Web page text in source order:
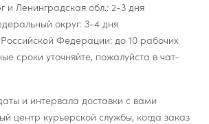
и Ленинградская обл.: 2-3 дня
округ: 3-4 дня
Федерации: до 10 рабочих
сроки уточняйте, пожалуйста в чат-
и интервала доставки с вами
центр курьерской службы, когда заказ